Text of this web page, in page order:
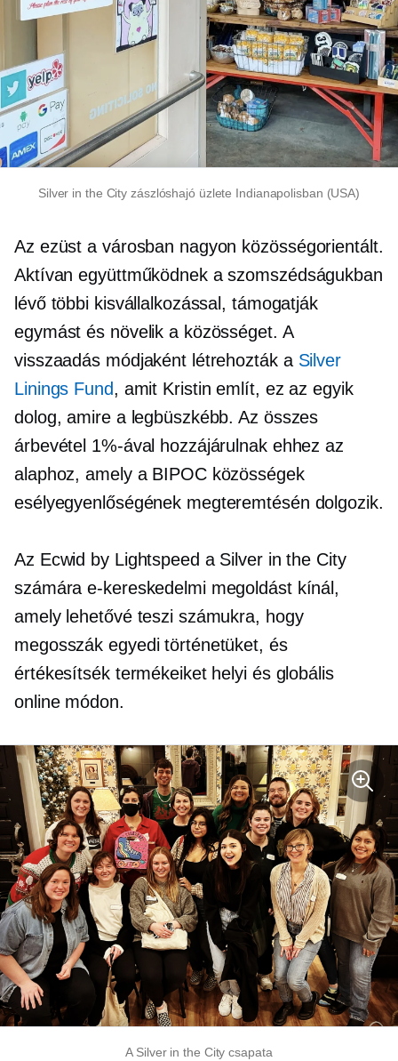
Silver in the City zászlóshajó üzlete Indianapolisban (USA)
Az ezüst a városban nagyon közösségorientált.
Aktívan együttműködnek a szomszédságukban
lévő többi kisvállalkozással, támogatják
egymást és növelik a közösséget. A
visszaadás módjaként létrehozták a Silver
Linings Fund, amit Kristin említ, ez az egyik
dolog, amire a legbüszkébb. Az összes
árbevétel 1%-ával hozzájárulnak ehhez az
alaphoz, amely a BIPOC közösségek
esélyegyenlőségének megteremtésén dolgozik.
Az Ecwid by Lightspeed a Silver in the City
számára e-kereskedelmi megoldást kínál,
amely lehetővé teszi számukra, hogy
megosszák egyedi történetüket, és
értékesítsék termékeiket helyi és globális
online módon.
A Silver in the City csapata